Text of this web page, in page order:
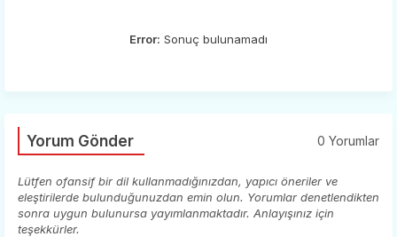
Error: Sonuç bulunamadı
Yorum Gönder 0 Yorumlar
Lütfen ofansif bir dil kullanmadığınızdan, yapıcı öneriler ve
eleştirilerde bulunduğunuzdan emin olun. Yorumlar denetlendikten
sonra uygun bulunursa yayımlanmaktadır. Anlayışınız için
teşekkürler.